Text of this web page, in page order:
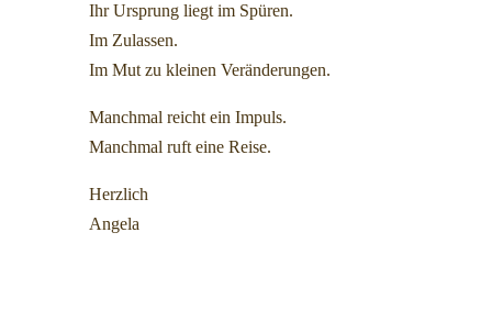
Ihr Ursprung liegt im Spüren.
Im Zulassen.
Im Mut zu kleinen Veränderungen.
Manchmal reicht ein Impuls.
Manchmal ruft eine Reise.
Herzlich
Angela